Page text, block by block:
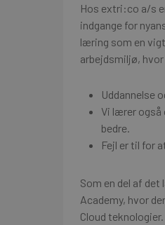
Hos extri:co a/s
indgange for
læring som en
arbejdsmiljø,
Uddannelse
Vi lærer også
bedre.
Fejl er til for
Som en del af
Academy, hvor
Cloud